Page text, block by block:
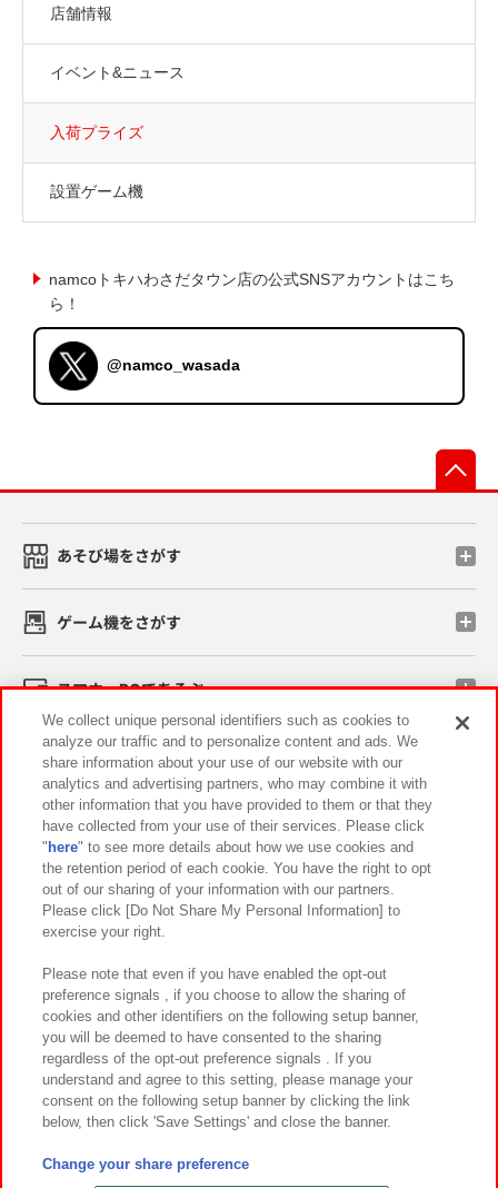
店舗情報
イベント&ニュース
入荷プライズ
設置ゲーム機
namcoトキハわさだタウン店の公式SNSアカウントはこち
ら！
@namco_wasada
あそび場をさがす
ゲーム機をさがす
スマホ・PCであそぶ
イベント・キャンペーン
関連会社 サステナビリティ サイトポリシー
プライバシーポリシー ウェブアクセシビリティ方針と検証結果
お取引先さまとともに
カスタマーハラスメント対応方針 よくあるご質問・お問い合わせ
©Bandai Namco Amusement Inc.
©Bandai Namco Amusement Lab Inc.
We collect unique personal identifiers such as cookies to
analyze our traffic and to personalize content and ads. We
share information about your use of our website with our
analytics and advertising partners, who may combine it with
other information that you have provided to them or that they
have collected from your use of their services. Please click
" here" to see more details about how we use cookies and
the retention period of each cookie. You have the right to opt
out of our sharing of your information with our partners.
Please click [Do Not Share My Personal Information] to
exercise your right.
Please note that even if you have enabled the opt-out
preference signals , if you choose to allow the sharing of
cookies and other identifiers on the following setup banner,
you will be deemed to have consented to the sharing
regardless of the opt-out preference signals . If you
understand and agree to this setting, please manage your
consent on the following setup banner by clicking the link
below, then click 'Save Settings' and close the banner.
Change your share preference